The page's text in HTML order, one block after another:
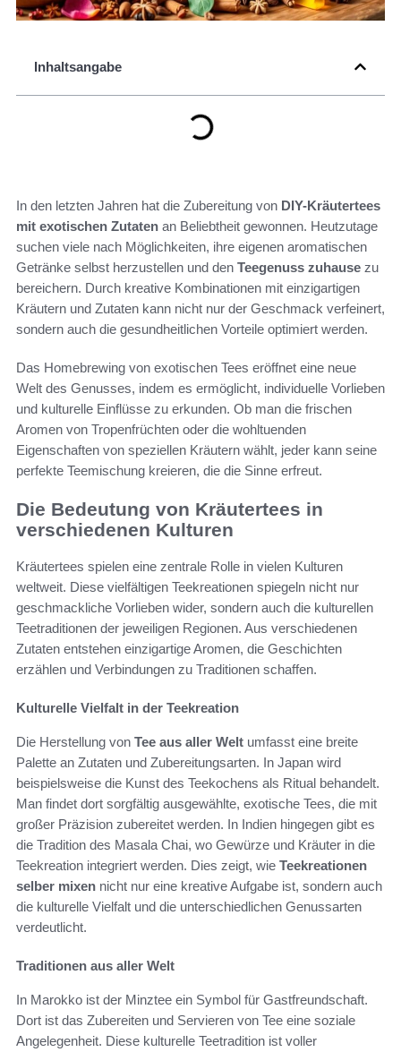
Inhaltsangabe
In den letzten Jahren hat die Zubereitung von DIY-Kräutertees
mit exotischen Zutaten an Beliebtheit gewonnen. Heutzutage
suchen viele nach Möglichkeiten, ihre eigenen aromatischen
Getränke selbst herzustellen und den Teegenuss zuhause zu
bereichern. Durch kreative Kombinationen mit einzigartigen
Kräutern und Zutaten kann nicht nur der Geschmack verfeinert,
sondern auch die gesundheitlichen Vorteile optimiert werden.
Das Homebrewing von exotischen Tees eröffnet eine neue
Welt des Genusses, indem es ermöglicht, individuelle Vorlieben
und kulturelle Einflüsse zu erkunden. Ob man die frischen
Aromen von Tropenfrüchten oder die wohltuenden
Eigenschaften von speziellen Kräutern wählt, jeder kann seine
perfekte Teemischung kreieren, die die Sinne erfreut.
Die Bedeutung von Kräutertees in
verschiedenen Kulturen
Kräutertees spielen eine zentrale Rolle in vielen Kulturen
weltweit. Diese vielfältigen Teekreationen spiegeln nicht nur
geschmackliche Vorlieben wider, sondern auch die kulturellen
Teetraditionen der jeweiligen Regionen. Aus verschiedenen
Zutaten entstehen einzigartige Aromen, die Geschichten
erzählen und Verbindungen zu Traditionen schaffen.
Kulturelle Vielfalt in der Teekreation
Die Herstellung von Tee aus aller Welt umfasst eine breite
Palette an Zutaten und Zubereitungsarten. In Japan wird
beispielsweise die Kunst des Teekochens als Ritual behandelt.
Man findet dort sorgfältig ausgewählte, exotische Tees, die mit
großer Präzision zubereitet werden. In Indien hingegen gibt es
die Tradition des Masala Chai, wo Gewürze und Kräuter in die
Teekreation integriert werden. Dies zeigt, wie Teekreationen
selber mixen nicht nur eine kreative Aufgabe ist, sondern auch
die kulturelle Vielfalt und die unterschiedlichen Genussarten
verdeutlicht.
Traditionen aus aller Welt
In Marokko ist der Minztee ein Symbol für Gastfreundschaft.
Dort ist das Zubereiten und Servieren von Tee eine soziale
Angelegenheit. Diese kulturelle Teetradition ist voller